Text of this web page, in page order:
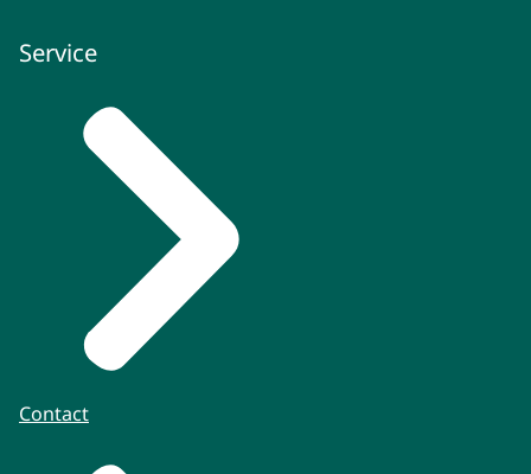
Service
Contact